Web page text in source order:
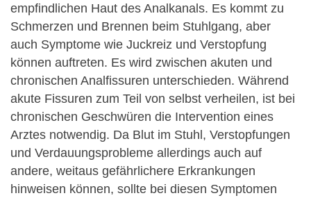
empfindlichen Haut des Analkanals. Es kommt zu
Schmerzen und Brennen beim Stuhlgang, aber
auch Symptome wie Juckreiz und Verstopfung
können auftreten. Es wird zwischen akuten und
chronischen Analfissuren unterschieden. Während
akute Fissuren zum Teil von selbst verheilen, ist bei
chronischen Geschwüren die Intervention eines
Arztes notwendig. Da Blut im Stuhl, Verstopfungen
und Verdauungsprobleme allerdings auch auf
andere, weitaus gefährlichere Erkrankungen
hinweisen können, sollte bei diesen Symptomen